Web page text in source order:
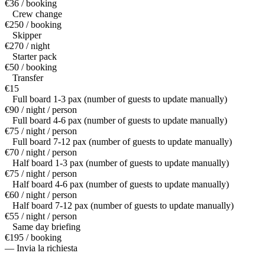
€36 / booking
Crew change
€250 / booking
Skipper
€270 / night
Starter pack
€50 / booking
Transfer
€15
Full board 1-3 pax (number of guests to update manually)
€90 / night / person
Full board 4-6 pax (number of guests to update manually)
€75 / night / person
Full board 7-12 pax (number of guests to update manually)
€70 / night / person
Half board 1-3 pax (number of guests to update manually)
€75 / night / person
Half board 4-6 pax (number of guests to update manually)
€60 / night / person
Half board 7-12 pax (number of guests to update manually)
€55 / night / person
Same day briefing
€195 / booking
— Invia la richiesta